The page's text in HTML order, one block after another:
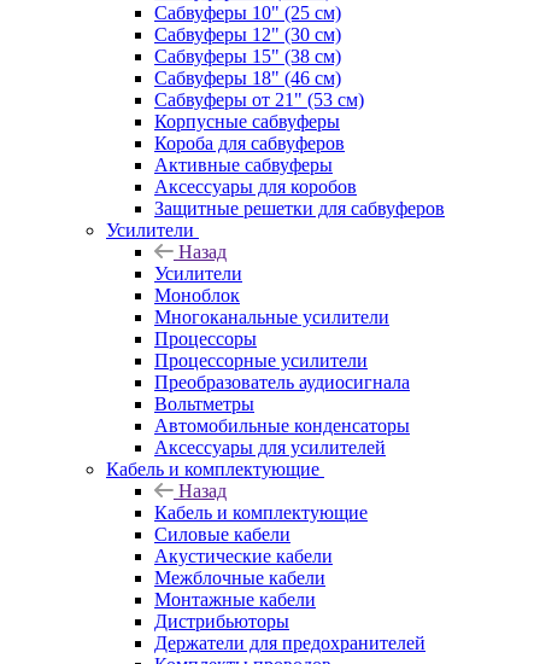
Сабвуферы 10" (25 см)
Сабвуферы 12" (30 см)
Сабвуферы 15" (38 см)
Сабвуферы 18" (46 см)
Сабвуферы от 21" (53 см)
Корпусные сабвуферы
Короба для сабвуферов
Активные сабвуферы
Аксессуары для коробов
Защитные решетки для сабвуферов
Усилители
Назад
Усилители
Моноблок
Многоканальные усилители
Процессоры
Процессорные усилители
Преобразователь аудиосигнала
Вольтметры
Автомобильные конденсаторы
Аксессуары для усилителей
Кабель и комплектующие
Назад
Кабель и комплектующие
Силовые кабели
Акустические кабели
Межблочные кабели
Монтажные кабели
Дистрибьюторы
Держатели для предохранителей